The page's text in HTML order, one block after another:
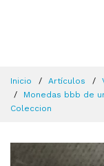
Inicio Artículos
Monedas bbb de
Coleccion